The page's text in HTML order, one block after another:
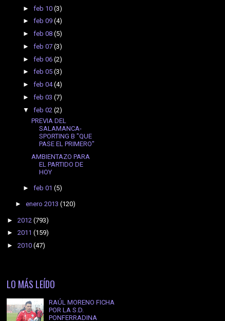
►feb 10(3)
►feb 09(4)
►feb 08(5)
►feb 07(3)
►feb 06(2)
►feb 05(3)
►feb 04(4)
►feb 03(7)
▼feb 02(2)
PREVIA DEL
SALAMANCA-
SPORTING B "QUE
PASE EL PRIMERO"
AMBIENTAZO PARA
EL PARTIDO DE
HOY
►feb 01(5)
► enero 2013 (120)
► 2012 (793)
► 2011 (159)
► 2010 (47)
LO MÁS LEÍDO
RAÚL MORENO FICHA
POR LA S.D.
PONFERRADINA